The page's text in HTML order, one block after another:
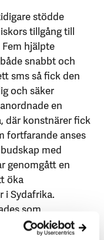
stödde
tillgång till
hjälpte
snabbt och
sms så fick den
och säker
en
där konstnärer fick
fortfarande anses
med
genomgått en
öka
i Sydafrika.
som